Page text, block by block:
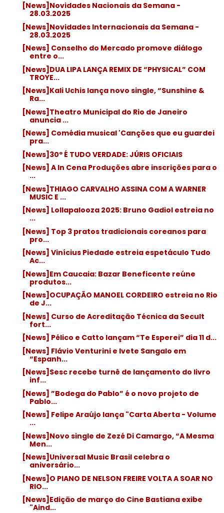
[News]Novidades Nacionais da Semana -
28.03.2025
[News]Novidades Internacionais da Semana -
28.03.2025
[News] Conselho do Mercado promove diálogo
entre o...
[News]DUA LIPA LANÇA REMIX DE “PHYSICAL” COM
TROYE...
[News]Kali Uchis lança novo single, “Sunshine &
Ra...
[News]Theatro Municipal do Rio de Janeiro
anuncia ...
[News] Comédia musical 'Canções que eu guardei
pra...
[News]30º É TUDO VERDADE: JÚRIS OFICIAIS
[News] A In Cena Produções abre inscrições para o
...
[News]THIAGO CARVALHO ASSINA COM A WARNER
MUSIC E ...
[News] Lollapalooza 2025: Bruno Gadiol estreia no
...
[News] Top 3 pratos tradicionais coreanos para
pro...
[News] Vinícius Piedade estreia espetáculo Tudo
Ac...
[News]Em Caucaia: Bazar Beneficente reúne
produtos...
[News]OCUPAÇÃO MANOEL CORDEIRO estreia no Rio
de J...
[News] Curso de Acreditação Técnica da Secult
fort...
[News] Pélico e Catto lançam “Te Esperei” dia 11 d...
[News] Flávio Venturini e Ivete Sangalo em
“Espanh...
[News]Sesc recebe turnê de lançamento do livro
inf...
[News] ”Bodega do Pablo” é o novo projeto de
Pablo...
[News] Felipe Araújo lança "Carta Aberta - Volume
...
[News]Novo single de Zezé Di Camargo, “A Mesma
Men...
[News]Universal Music Brasil celebra o
aniversário...
[News]O PIANO DE NELSON FREIRE VOLTA A SOAR NO
RIO...
[News]Edição de março do Cine Bastiana exibe
"Aind...